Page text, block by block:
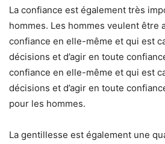
La confiance est également très
hommes. Les hommes veulent être
confiance en elle-même et qui est
décisions et d’agir en toute
confiance en elle-même et qui est
décisions et d’agir en toute
pour les hommes.
La gentillesse est également une